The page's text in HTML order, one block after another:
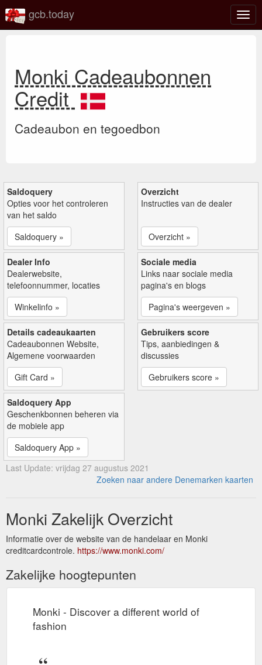
gcb.today
Monki Cadeaubonnen
Credit
Cadeaubon en tegoedbon
Saldoquery
Opties voor het controleren
van het saldo
Saldoquery »
Overzicht
Instructies van de dealer
Overzicht »
Dealer Info
Dealerwebsite,
telefoonnummer, locaties
Winkelinfo »
Sociale media
Links naar sociale media
pagina's en blogs
Pagina's weergeven »
Details cadeaukaarten
Cadeaubonnen Website,
Algemene voorwaarden
Gift Card »
Gebruikers score
Tips, aanbiedingen &
discussies
Gebruikers score »
Saldoquery App
Geschenkbonnen beheren via
de mobiele app
Saldoquery App »
Last Update: vrijdag 27 augustus 2021
Zoeken naar andere Denemarken kaarten
Monki Zakelijk Overzicht
Informatie over de website van de handelaar en Monki
creditcardcontrole. https://www.monki.com/
Zakelijke hoogtepunten
Monki - Discover a different world of
fashion